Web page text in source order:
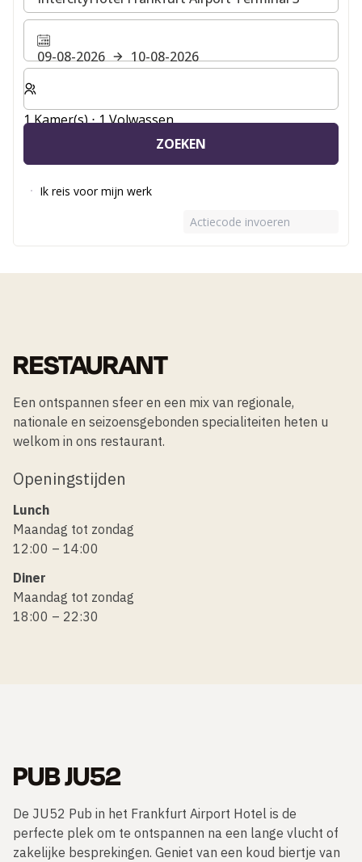
09-08-2026
10-08-2026
Selecteer het aantal kamers en gasten voor je verblijf
1 Kamer(s) ⋅ 1 Volwassen
ZOEKEN
Ik reis voor mijn werk
Actiecode invoeren
RESTAURANT
Een ontspannen sfeer en een mix van regionale,
nationale en seizoensgebonden specialiteiten heten u
welkom in ons restaurant.
Openingstijden
Lunch
Maandag tot zondag
12:00 – 14:00
Diner
Maandag tot zondag
18:00 – 22:30
PUB JU52
De JU52 Pub in het Frankfurt Airport Hotel is de
perfecte plek om te ontspannen na een lange vlucht of
zakelijke besprekingen. Geniet van een koud biertje van